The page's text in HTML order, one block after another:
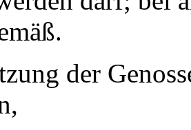
der